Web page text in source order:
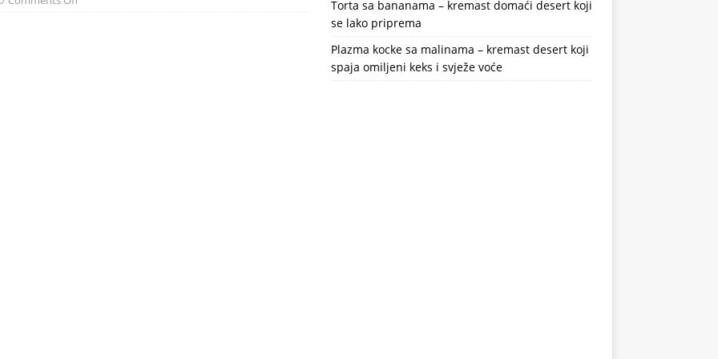
Torta sa bananama – kremast domaći desert koji
se lako priprema
Plazma kocke sa malinama – kremast desert koji
spaja omiljeni keks i svježe voće